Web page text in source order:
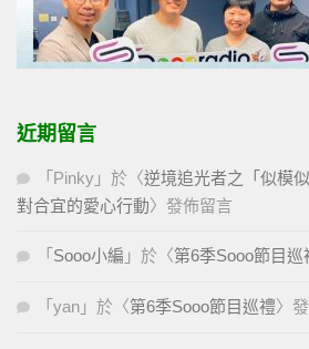
近期留言
「 Pinky 」於〈逆境追光者之「似模
對合宜的愛心行動〉發佈留言
「 Sooo小編 」於〈第6季Sooo節目巡
「 yan 」於〈第6季Sooo節目巡禮〉